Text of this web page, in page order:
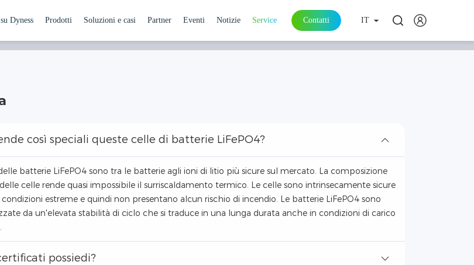
Dyness Prodotti Soluzioni e casi Partner Eventi Notizie Service Contatti IT
frequenti
così speciali queste celle di batterie LiFePO4?
batterie LiFePO4 sono tra le batterie agli ioni di litio più sicure sul mercato. La composizione
celle rende quasi impossibile il surriscaldamento termico. Le celle sono intrinsecamente sicure
estreme e quindi non presentano alcun rischio di incendio. Le batterie LiFePO4 sono
da un'elevata stabilità di ciclo che si traduce in una lunga durata anche in condizioni di carico
possiedi?